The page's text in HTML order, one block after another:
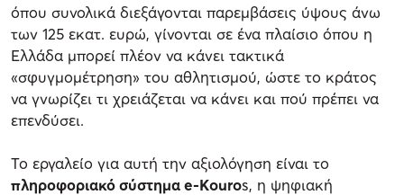
όπου συνολικά διεξάγονται παρεμβάσεις ύψους άνω
των 125 εκατ. ευρώ, γίνονται σε ένα πλαίσιο όπου η
Ελλάδα μπορεί πλέον να κάνει τακτικά
«σφυγμομέτρηση» του αθλητισμού, ώστε το κράτος
να γνωρίζει τι χρειάζεται να κάνει και πού πρέπει να
επενδύσει.
Το εργαλείο για αυτή την αξιολόγηση είναι το
πληροφοριακό σύστημα e-Kouros, η ψηφιακή